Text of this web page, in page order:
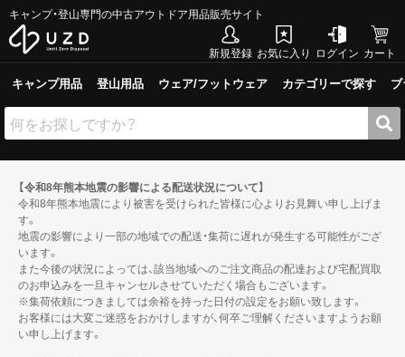
キャンプ・登山専門の中古アウトドア用品販売サイト
新規登録 お気に入り ログイン カート
キャンプ用品 登山用品 ウェア/フットウェア カテゴリーで探す
【令和8年熊本地震の影響による配送状況について】
令和8年熊本地震により被害を受けられた皆様に心よりお見舞い申し上げま
す。
地震の影響により一部の地域での配送・集荷に遅れが発生する可能性がござ
います。
また今後の状況によっては、該当地域へのご注文商品の配達および宅配買取
のお申込みを一旦キャンセルさせていただく場合もございます。
※集荷依頼につきましては余裕を持った日付の設定をお願い致します。
お客様には大変ご迷惑をおかけしますが、何卒ご理解くださいますようお願
い申し上げます。